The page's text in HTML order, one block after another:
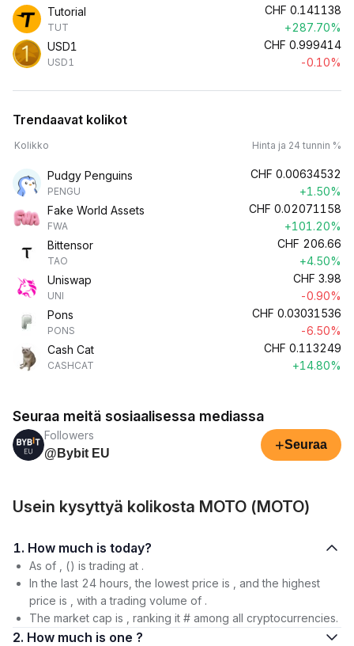
Tutorial
TUT
CHF 0.141138
+287.70%
USD1
USD1
CHF 0.999414
-0.10%
Trendaavat kolikot
Kolikko Hinta ja 24 tunnin %
Pudgy Penguins
PENGU
CHF 0.00634532
+1.50%
Fake World Assets
FWA
CHF 0.02071158
+101.20%
Bittensor
TAO
CHF 206.66
+4.50%
Uniswap
UNI
CHF 3.98
-0.90%
Pons
PONS
CHF 0.03031536
-6.50%
Cash Cat
CASHCAT
CHF 0.113249
+14.80%
Seuraa meitä sosiaalisessa mediassa
Followers
@Bybit EU
+Seuraa
Usein kysyttyä kolikosta MOTO (MOTO)
1. How much is today?
As of , () is trading at .
In the last 24 hours, the lowest price is , and the highest
price is , with a trading volume of .
The market cap is , ranking it # among all cryptocurrencies.
2. How much is one ?